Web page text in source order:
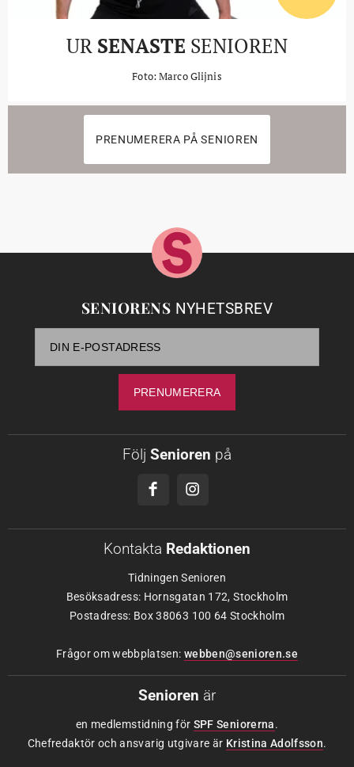
UR SENASTE SENIOREN
Foto: Marco Glijnis
PRENUMERERA PÅ SENIOREN
SENIORENS NYHETSBREV
Följ Senioren på
Kontakta Redaktionen
Tidningen Senioren
Besöksadress: Hornsgatan 172, Stockholm
Postadress: Box 38063 100 64 Stockholm
Frågor om webbplatsen: webben@senioren.se
Senioren är
en medlemstidning för SPF Seniorerna.
Chefredaktör och ansvarig utgivare är Kristina Adolfsson.